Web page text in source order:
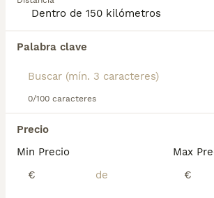
Palabra clave
0/100 caracteres
Precio
Min Precio
€
Max
€
Encontramos 0 Grifón Azul
Si deseas exactamente esta
búsqueda y espera el resultado
Preguntas frecuentes